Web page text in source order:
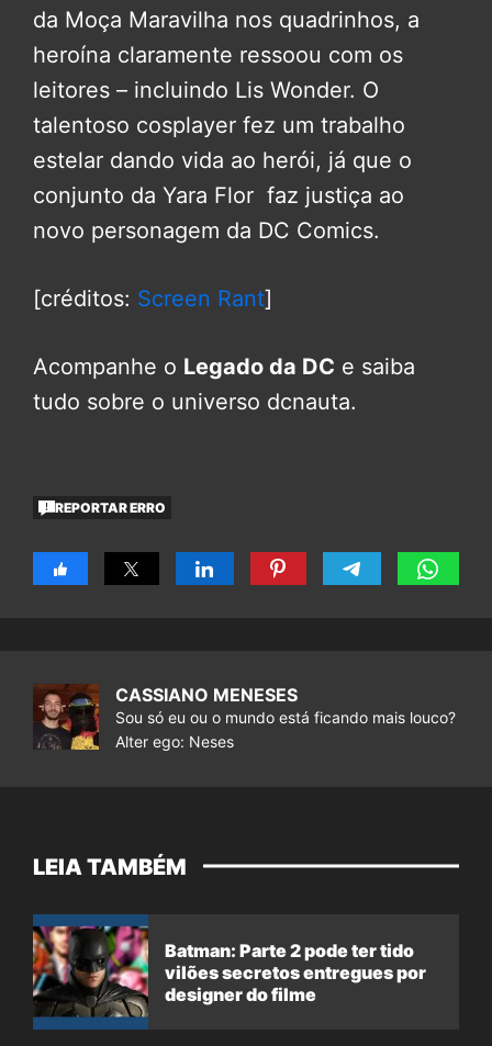
da Moça Maravilha nos quadrinhos, a
heroína claramente ressoou com os
leitores – incluindo Lis Wonder. O
talentoso cosplayer fez um trabalho
estelar dando vida ao herói, já que o
conjunto da Yara Flor faz justiça ao
novo personagem da DC Comics.
[créditos: Screen Rant]
Acompanhe o Legado da DC e saiba
tudo sobre o universo dcnauta.
REPORTAR ERRO
CASSIANO MENESES
Sou só eu ou o mundo está ficando mais louco?
Alter ego: Neses
LEIA TAMBÉM
Batman: Parte 2 pode ter tido
vilões secretos entregues por
designer do filme